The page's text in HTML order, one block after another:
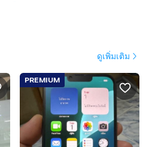
ดูเพิ่มเติม
PREMIUM